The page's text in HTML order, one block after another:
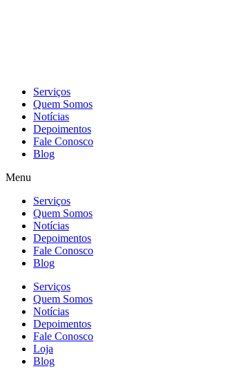
Serviços
Quem Somos
Notícias
Depoimentos
Fale Conosco
Blog
Menu
Serviços
Quem Somos
Notícias
Depoimentos
Fale Conosco
Blog
Serviços
Quem Somos
Notícias
Depoimentos
Fale Conosco
Loja
Blog